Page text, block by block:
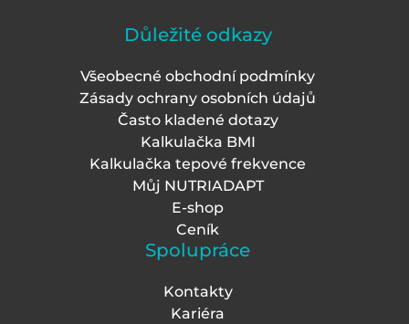
Důležité odkazy
Všeobecné obchodní podmínky
Zásady ochrany osobních údajů
Často kladené dotazy
Kalkulačka BMI
Kalkulačka tepové frekvence
Můj NUTRIADAPT
E-shop
Ceník
Spolupráce
Kontakty
Kariéra